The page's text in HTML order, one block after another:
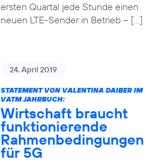
ersten Quartal jede Stunde einen
neuen LTE-Sender in Betrieb – […]
24. April 2019
STATEMENT VON VALENTINA DAIBER IM
VATM JAHRBUCH:
Wirtschaft braucht
funktionierende
Rahmenbedingungen
für 5G